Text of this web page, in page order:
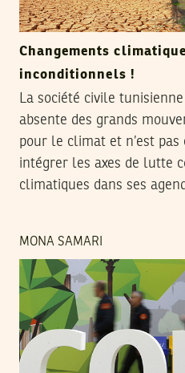
Changements
inconditionnels !
La société civile
absente des grands
pour le climat et n’est pas
intégrer les axes de lutte
climatiques dans ses
MONA SAMARI